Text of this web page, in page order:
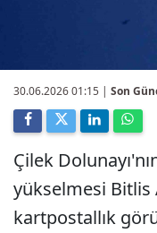
30.06.2026 01:15 | Son
Çilek
yükselmesi Bitlis
kartpostallık